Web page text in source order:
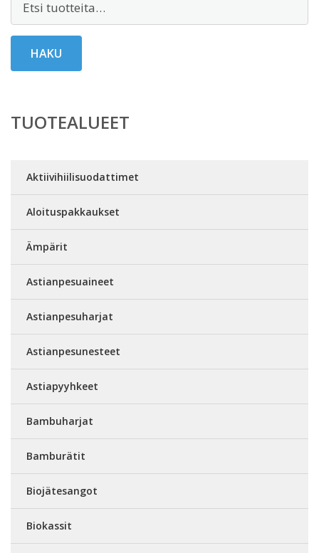
HAKU
TUOTEALUEET
Aktiivihiilisuodattimet
Aloituspakkaukset
Ämpärit
Astianpesuaineet
Astianpesuharjat
Astianpesunesteet
Astiapyyhkeet
Bambuharjat
Bamburätit
Biojätesangot
Biokassit